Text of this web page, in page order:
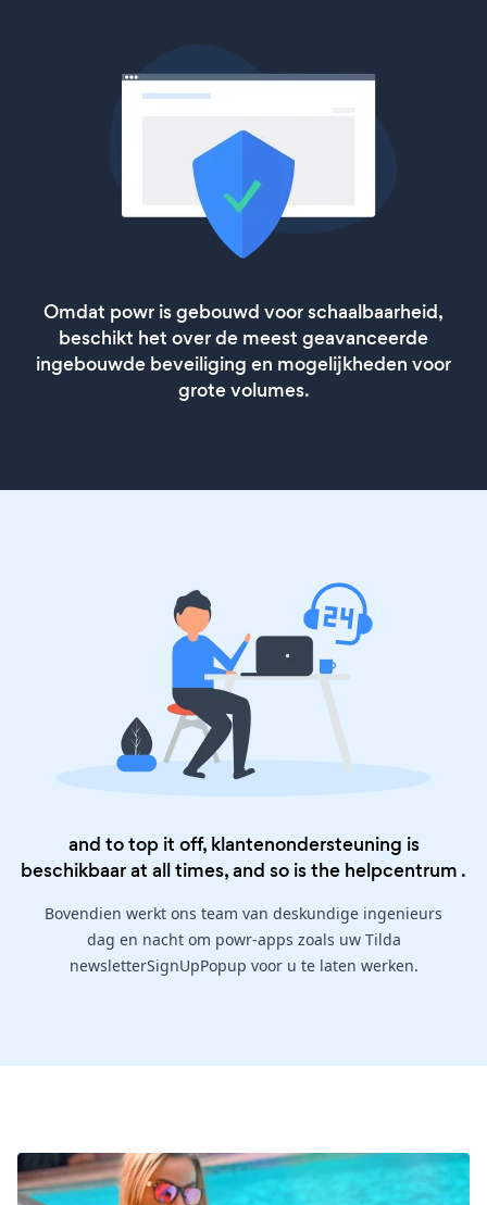
Omdat powr is gebouwd voor schaalbaarheid,
beschikt het over de meest geavanceerde
ingebouwde beveiliging en mogelijkheden voor
grote volumes.
and to top it off, klantenondersteuning is
beschikbaar at all times, and so is the helpcentrum .
Bovendien werkt ons team van deskundige ingenieurs
dag en nacht om powr-apps zoals uw Tilda
newsletterSignUpPopup voor u te laten werken.